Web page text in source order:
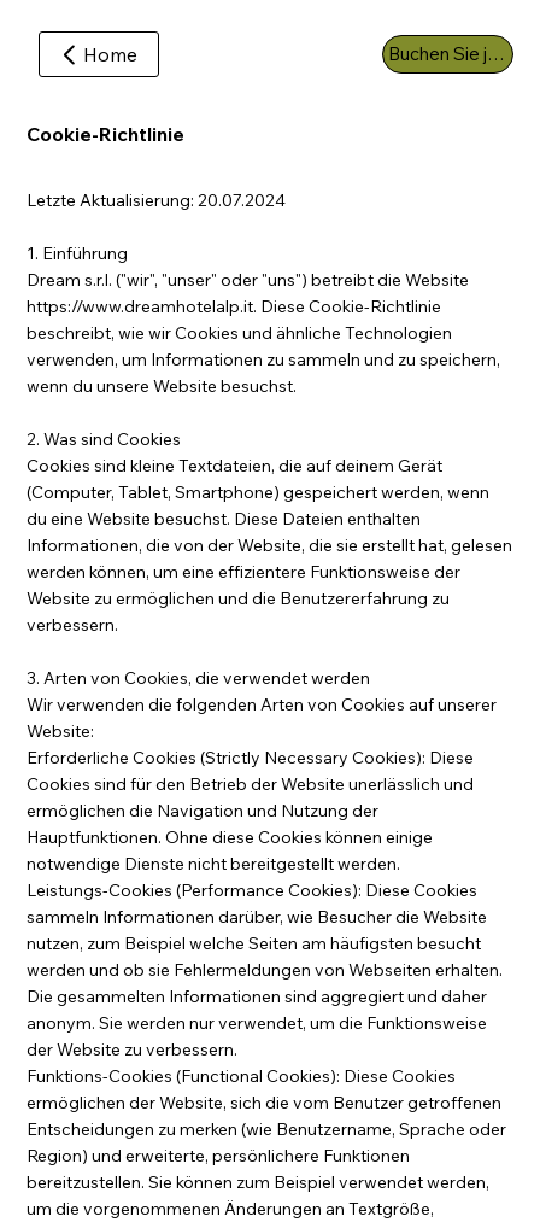
Home Buchen Sie jetzt
Cookie-Richtlinie
Letzte Aktualisierung: 20.07.2024
1. Einführung
Dream s.r.l. ("wir", "unser" oder "uns") betreibt die Website
https://www.dreamhotelalp.it. Diese Cookie-Richtlinie
beschreibt, wie wir Cookies und ähnliche Technologien
verwenden, um Informationen zu sammeln und zu speichern,
wenn du unsere Website besuchst.
2. Was sind Cookies
Cookies sind kleine Textdateien, die auf deinem Gerät
(Computer, Tablet, Smartphone) gespeichert werden, wenn
du eine Website besuchst. Diese Dateien enthalten
Informationen, die von der Website, die sie erstellt hat, gelesen
werden können, um eine effizientere Funktionsweise der
Website zu ermöglichen und die Benutzererfahrung zu
verbessern.
3. Arten von Cookies, die verwendet werden
Wir verwenden die folgenden Arten von Cookies auf unserer
Website:
Erforderliche Cookies (Strictly Necessary Cookies): Diese
Cookies sind für den Betrieb der Website unerlässlich und
ermöglichen die Navigation und Nutzung der
Hauptfunktionen. Ohne diese Cookies können einige
notwendige Dienste nicht bereitgestellt werden.
Leistungs-Cookies (Performance Cookies): Diese Cookies
sammeln Informationen darüber, wie Besucher die Website
nutzen, zum Beispiel welche Seiten am häufigsten besucht
werden und ob sie Fehlermeldungen von Webseiten erhalten.
Die gesammelten Informationen sind aggregiert und daher
anonym. Sie werden nur verwendet, um die Funktionsweise
der Website zu verbessern.
Funktions-Cookies (Functional Cookies): Diese Cookies
ermöglichen der Website, sich die vom Benutzer getroffenen
Entscheidungen zu merken (wie Benutzername, Sprache oder
Region) und erweiterte, persönlichere Funktionen
bereitzustellen. Sie können zum Beispiel verwendet werden,
um die vorgenommenen Änderungen an Textgröße,